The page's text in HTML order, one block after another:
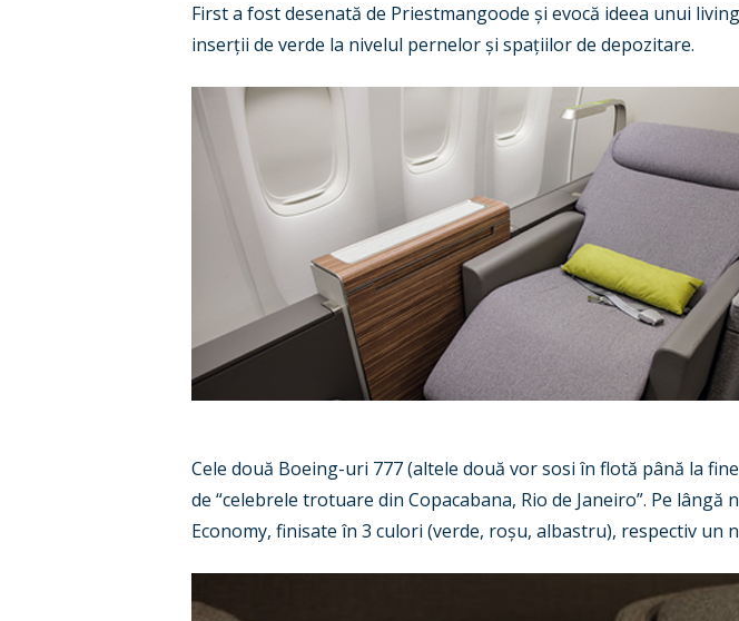
First a fost desenată de Priestmangoode și evocă ideea unui
inserții de verde la nivelul pernelor și spațiilor de depozitare.
Cele două Boeing-uri 777 (altele două vor sosi în flotă până la
de “celebrele trotuare din Copacabana, Rio de Janeiro”. Pe
Economy, finisate în 3 culori (verde, roșu, albastru), respectiv un